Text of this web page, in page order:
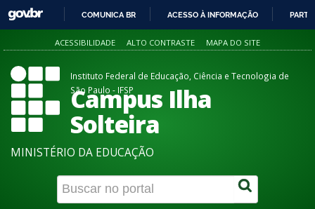
PARA
CONTEÚDO
COMUNICA BR ACESSO À INFORMAÇÃO
ACESSIBILIDADE ALTO CONTRASTE MAPA DO SITE
Instituto Federal de Educação, Ciência e Tecnologia de
São Paulo - IFSP
Campus Ilha
Solteira
MINISTÉRIO DA EDUCAÇÃO